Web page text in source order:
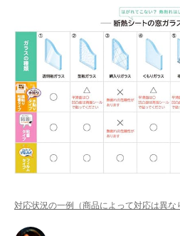
対応状況の一例（商品によって対応は異な